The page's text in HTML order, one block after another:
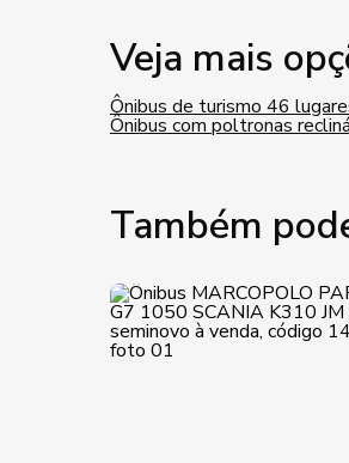
Veja mais
Ônibus de turismo 46
Ônibus com poltronas
Também